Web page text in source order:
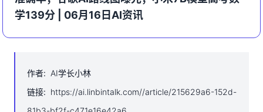
学139分 | 06月16日AI资讯
作者: AI学长小林
链接: https://ai.linbintalk.com//article/215629a6-152d-